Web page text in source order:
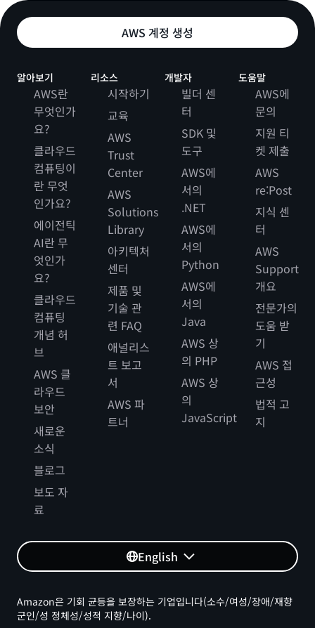
AWS 계정 생성
알아보기
AWS란
무엇인가
요?
클라우드
컴퓨팅이
란 무엇
인가요?
에이전틱
AI란 무
엇인가
요?
클라우드
컴퓨팅
개념 허
브
AWS 클
라우드
보안
새로운
소식
블로그
보도 자
료
리소스
시작하기
교육
AWS
Trust
Center
AWS
Solutions
Library
아키텍처
센터
제품 및
기술 관
련 FAQ
애널리스
트 보고
서
AWS 파
트너
개발자
빌더 센
터
SDK 및
도구
AWS에
서의
.NET
AWS에
서의
Python
AWS에
서의
Java
AWS 상
의 PHP
AWS 상
의
JavaScript
도움말
AWS에
문의
지원 티
켓 제출
AWS
re:Post
지식 센
터
AWS
Support
개요
전문가의
도움 받
기
AWS 접
근성
법적 고
지
English
Amazon은 기회 균등을 보장하는 기업입니다(소수/여성/장애/재향
군인/성 정체성/성적 지향/나이).